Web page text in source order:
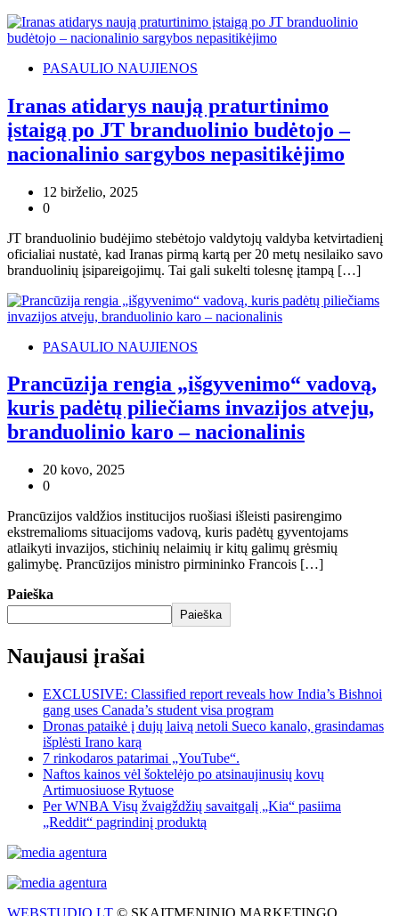
PASAULIO NAUJIENOS
Iranas atidarys naują praturtinimo
įstaigą po JT branduolinio budėtojo –
nacionalinio sargybos nepasitikėjimo
12 birželio, 2025
0
JT branduolinio budėjimo stebėtojo valdytojų valdyba ketvirtadienį
oficialiai nustatė, kad Iranas pirmą kartą per 20 metų nesilaiko savo
branduolinių įsipareigojimų. Tai gali sukelti tolesnę įtampą […]
PASAULIO NAUJIENOS
Prancūzija rengia „išgyvenimo“ vadovą,
kuris padėtų piliečiams invazijos atveju,
branduolinio karo – nacionalinis
20 kovo, 2025
0
Prancūzijos valdžios institucijos ruošiasi išleisti pasirengimo
ekstremalioms situacijoms vadovą, kuris padėtų gyventojams
atlaikyti invazijos, stichinių nelaimių ir kitų galimų grėsmių
galimybę. Prancūzijos ministro pirmininko Francois […]
Paieška
Paieška
Naujausi įrašai
EXCLUSIVE: Classified report reveals how India’s Bishnoi
gang uses Canada’s student visa program
Dronas pataikė į dujų laivą netoli Sueco kanalo, grasindamas
išplėsti Irano karą
7 rinkodaros patarimai „YouTube“.
Naftos kainos vėl šoktelėjo po atsinaujinusių kovų
Artimuosiuose Rytuose
Per WNBA Visų žvaigždžių savaitgalį „Kia“ pasiima
„Reddit“ pagrindinį produktą